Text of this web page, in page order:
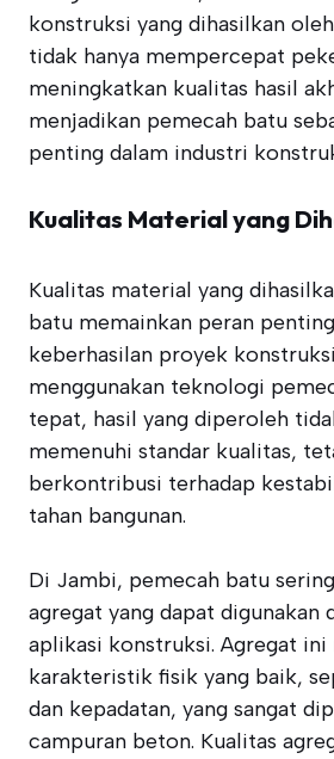
konstruksi yang dihasilkan
tidak hanya mempercepat
meningkatkan kualitas hasil
menjadikan pemecah batu
penting dalam industri
Kualitas Material yang
Kualitas material yang
batu memainkan peran
keberhasilan proyek
menggunakan teknologi
tepat, hasil yang diperoleh
memenuhi standar kualitas,
berkontribusi terhadap
tahan bangunan.
Di Jambi, pemecah batu
agregat yang dapat digunakan
aplikasi konstruksi. Agregat
karakteristik fisik yang baik,
dan kepadatan, yang sangat
campuran beton. Kualitas